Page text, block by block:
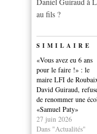
au fils ?
SIMILAIRE
«Vous avez eu 6 ans
pour le faire !» : le
maire LFI de
David Guiraud,
de renommer une
«Samuel Paty»
27 juin 2026
Dans "Actualités"